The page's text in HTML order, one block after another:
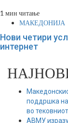
1 мин читање
МАКЕДОНИЈА
Нови четири
интернет
поддршка
во
АВМУ